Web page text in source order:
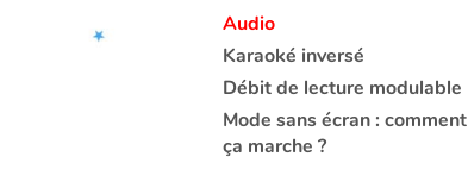
Audio
Karaoké inversé
Débit de lecture modulable
Mode sans écran : comment
ça marche ?